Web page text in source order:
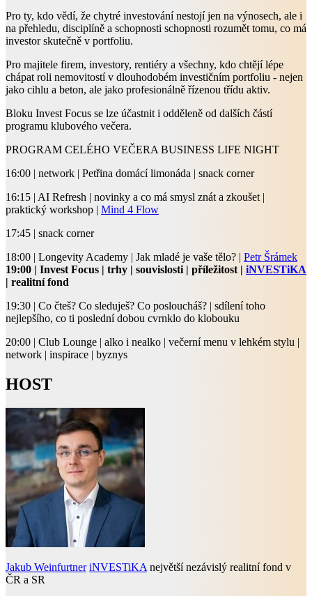
Pro ty, kdo vědí, že chytré investování nestojí jen na výnosech, ale i
na přehledu, disciplíně a schopnosti schopnosti rozumět tomu, co má
investor skutečně v portfoliu.
Pro majitele firem, investory, rentiéry a všechny, kdo chtějí lépe
chápat roli nemovitostí v dlouhodobém investičním portfoliu - nejen
jako cihlu a beton, ale jako profesionálně řízenou třídu aktiv.
Bloku Invest Focus se lze účastnit i odděleně od dalších částí
programu klubového večera.
PROGRAM CELÉHO VEČERA BUSINESS LIFE NIGHT
16:00 | network | Petřina domácí limonáda | snack corner
16:15 | AI Refresh | novinky a co má smysl znát a zkoušet |
praktický workshop | Mind 4 Flow
17:45 | snack corner
18:00 | Longevity Academy | Jak mladé je vaše tělo? | Petr Šrámek
19:00 | Invest Focus | trhy | souvislosti | příležitost | iNVESTiKA
| realitní fond
19:30 | Co čteš? Co sleduješ? Co posloucháš? | sdílení toho
nejlepšího, co ti poslední dobou cvrnklo do klobouku
20:00 | Club Lounge | alko i nealko | večerní menu v lehkém stylu |
network | inspirace | byznys
HOST
Jakub Weinfurtner iNVESTiKA největší nezávislý realitní fond v
ČR a SR